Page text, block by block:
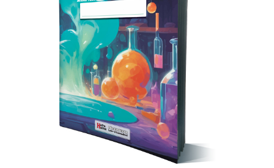
Lernens eintauchen und wie Sie Ihre Kinder hier anleiten,
finden Sie im Gratis-Download, der Ihnen per Mail
zugesandt wird.Wir wünschen Ihnen und Ihren
Schüler:innen frohes Forschen!